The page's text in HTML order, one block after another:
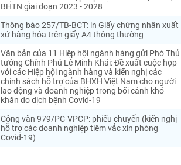
BHTN giai đoạn 2023 - 2028
Thông báo 257/TB-BCT: in Giấy chứng nhận xuất
xứ hàng hóa trên giấy A4 thông thường
Văn bản của 11 Hiệp hội ngành hàng gửi Phó Thủ
tướng Chính Phủ Lê Minh Khái: Đề xuất cuộc họp
với các Hiệp hội ngành hàng và kiến nghị các
chính sách hỗ trợ của BHXH Việt Nam cho người
lao động và doanh nghiệp trong bối cảnh khó
khăn do dịch bệnh Covid-19
Công văn 979/PC-VPCP: phiếu chuyển (kiến nghị
hỗ trợ các doanh nghiệp tiêm vắc xin phòng
Covid-19)